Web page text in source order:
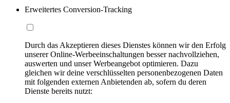
Erweitertes Conversion-Tracking
Durch das Akzeptieren dieses Dienstes können wir den Erfolg
unserer Online-Werbeeinschaltungen besser nachvollziehen,
auswerten und unser Werbeangebot optimieren. Dazu
gleichen wir deine verschlüsselten personenbezogenen Daten
mit folgenden externen Anbietenden ab, sofern du deren
Dienste bereits nutzt: